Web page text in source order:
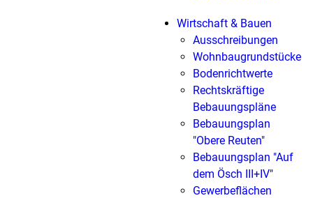
Wirtschaft & Bauen
Ausschreibungen
Wohnbaugrundstücke
Bodenrichtwerte
Rechtskräftige
Bebauungspläne
Bebauungsplan
"Obere Reuten"
Bebauungsplan "Auf
dem Ösch III+IV"
Gewerbeflächen